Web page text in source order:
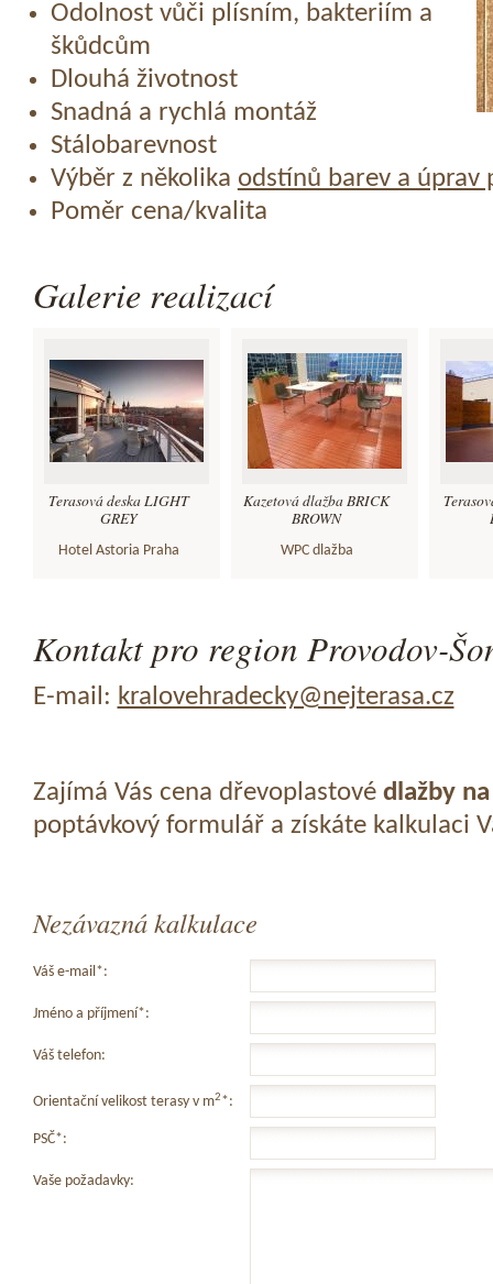
Odolnost vůči plísním, bakteriím a
škůdcům
Dlouhá životnost
Snadná a rychlá montáž
Stálobarevnost
Výběr z několika odstínů barev a úprav
Poměr cena/kvalita
Galerie realizací
Terasová deska LIGHT
GREY
Hotel Astoria Praha
Kazetová dlažba BRICK
BROWN
WPC dlažba
Kontakt pro region Provodov-
E-mail: kralovehradecky@nejterasa.cz
Zajímá Vás cena dřevoplastové dlažby
poptávkový formulář a získáte kalkulaci
Nezávazná kalkulace
Váš e-mail*:
Jméno a příjmení*:
Váš telefon:
Orientační velikost terasy v m2*:
PSČ*:
Vaše požadavky: